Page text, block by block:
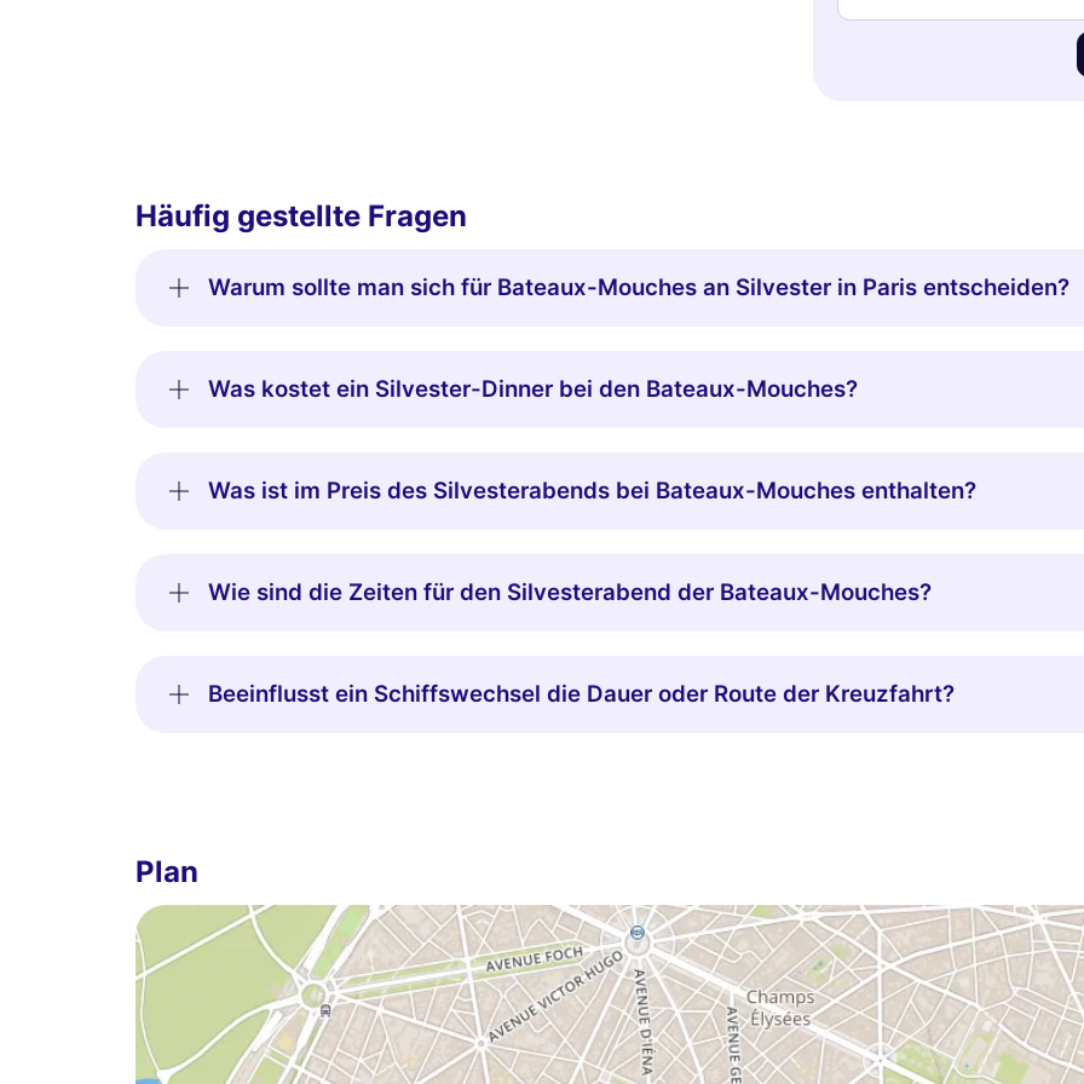
Häufig gestellte Fragen
Warum sollte man sich für Bateaux-Mouches an Silvester in Paris entscheiden?
Was kostet ein Silvester-Dinner bei den Bateaux-Mouches?
Was ist im Preis des Silvesterabends bei Bateaux-Mouches enthalten?
Wie sind die Zeiten für den Silvesterabend der Bateaux-Mouches?
Beeinflusst ein Schiffswechsel die Dauer oder Route der Kreuzfahrt?
Plan